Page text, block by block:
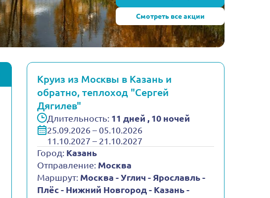
Смотреть все акции
Круиз из Москвы в Казань и
обратно, теплоход "Сергей
Дягилев"
Длительность: 11 дней , 10 ночей
25.09.2026 – 05.10.2026
11.10.2027 – 21.10.2027
Город: Казань
Отправление: Москва
Маршрут: Москва - Углич - Ярославль -
Плёс - Нижний Новгород - Казань -